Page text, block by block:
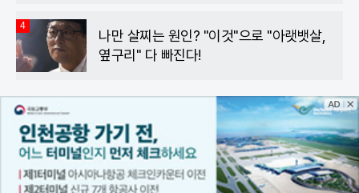
4
나만 살찌는 원인? "이것"으로 "아랫뱃살,
옆구리" 다 빠진다!